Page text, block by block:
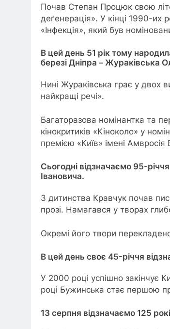
Почав Степан Процюк свою
деґенерація». У кінці 1990-
«Інфекція», який був
В цей день 51 рік тому
березі Дніпра – Жураківська
Нині Жураківська грає у двох
найкращі речі».
Багаторазова номінантка та
кінокритиків «Кіноколо» у
премією «Київ» імені
Сьогодні відзначаємо 95-
Івановича.
З дитинства Кравчук почав
прозі. Намагався у творах
Окремі його твори
В цей день своє 45-річчя
У 2000 році успішно закінчує
році Бужинська стає першою
13 серпня відзначаємо 125